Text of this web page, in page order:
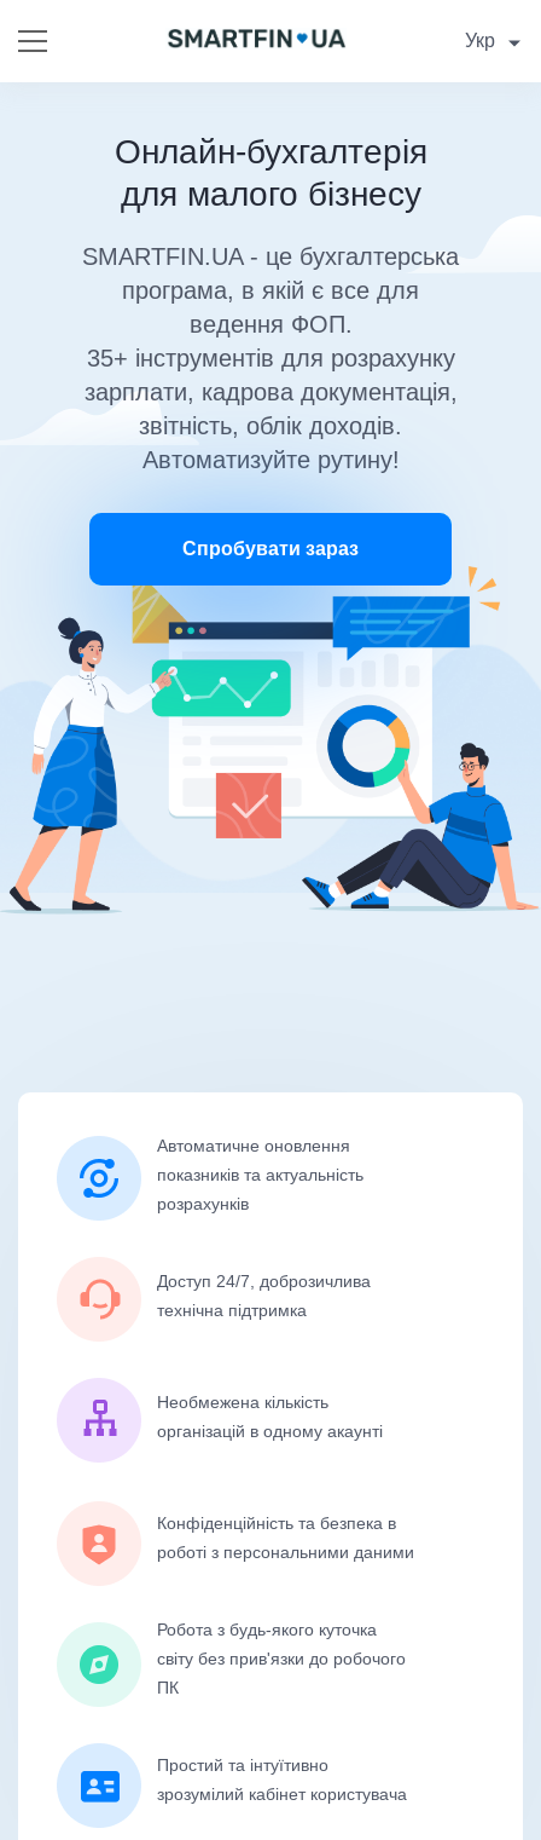
Укр
Онлайн-бухгалтерія
для малого бізнесу
SMARTFIN.UA - це бухгалтерська
програма, в якій є все для
ведення ФОП.
35+ інструментів для розрахунку
зарплати, кадрова документація,
звітність, облік доходів.
Автоматизуйте рутину!
Спробувати зараз
Автоматичне оновлення
показників та актуальність
розрахунків
Доступ 24/7, доброзичлива
технічна підтримка
Необмежена кількість
організацій в одному акаунті
Конфіденційність та безпека в
роботі з персональними даними
Робота з будь-якого куточка
світу без прив'язки до робочого
ПК
Простий та інтуїтивно
зрозумілий кабінет користувача